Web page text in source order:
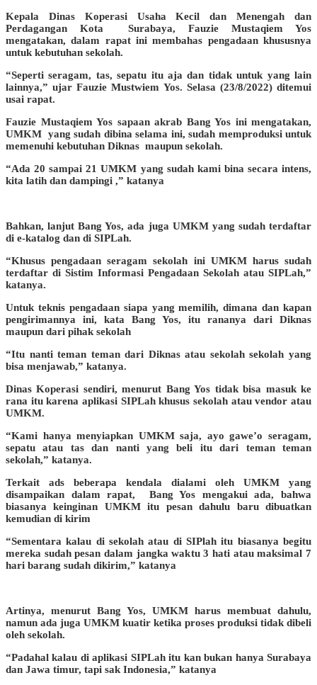
Kepala Dinas Koperasi Usaha Kecil dan Menengah dan
Perdagangan Kota Surabaya, Fauzie Mustaqiem Yos
mengatakan, dalam rapat ini membahas pengadaan khususnya
untuk kebutuhan sekolah.
“Seperti seragam, tas, sepatu itu aja dan tidak untuk yang lain
lainnya,” ujar Fauzie Mustwiem Yos. Selasa (23/8/2022) ditemui
usai rapat.
Fauzie Mustaqiem Yos sapaan akrab Bang Yos ini mengatakan,
UMKM yang sudah dibina selama ini, sudah memproduksi untuk
memenuhi kebutuhan Diknas maupun sekolah.
“Ada 20 sampai 21 UMKM yang sudah kami bina secara intens,
kita latih dan dampingi ,” katanya
Bahkan, lanjut Bang Yos, ada juga UMKM yang sudah terdaftar
di e-katalog dan di SIPLah.
“Khusus pengadaan seragam sekolah ini UMKM harus sudah
terdaftar di Sistim Informasi Pengadaan Sekolah atau SIPLah,”
katanya.
Untuk teknis pengadaan siapa yang memilih, dimana dan kapan
pengirimannya ini, kata Bang Yos, itu rananya dari Diknas
maupun dari pihak sekolah
“Itu nanti teman teman dari Diknas atau sekolah sekolah yang
bisa menjawab,” katanya.
Dinas Koperasi sendiri, menurut Bang Yos tidak bisa masuk ke
rana itu karena aplikasi SIPLah khusus sekolah atau vendor atau
UMKM.
“Kami hanya menyiapkan UMKM saja, ayo gawe’o seragam,
sepatu atau tas dan nanti yang beli itu dari teman teman
sekolah,” katanya.
Terkait ads beberapa kendala dialami oleh UMKM yang
disampaikan dalam rapat, Bang Yos mengakui ada, bahwa
biasanya keinginan UMKM itu pesan dahulu baru dibuatkan
kemudian di kirim
“Sementara kalau di sekolah atau di SIPlah itu biasanya begitu
mereka sudah pesan dalam jangka waktu 3 hati atau maksimal 7
hari barang sudah dikirim,” katanya
Artinya, menurut Bang Yos, UMKM harus membuat dahulu,
namun ada juga UMKM kuatir ketika proses produksi tidak dibeli
oleh sekolah.
“Padahal kalau di aplikasi SIPLah itu kan bukan hanya Surabaya
dan Jawa timur, tapi sak Indonesia,” katanya